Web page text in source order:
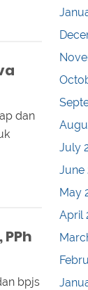
dan
bpjs
July
June
May
April